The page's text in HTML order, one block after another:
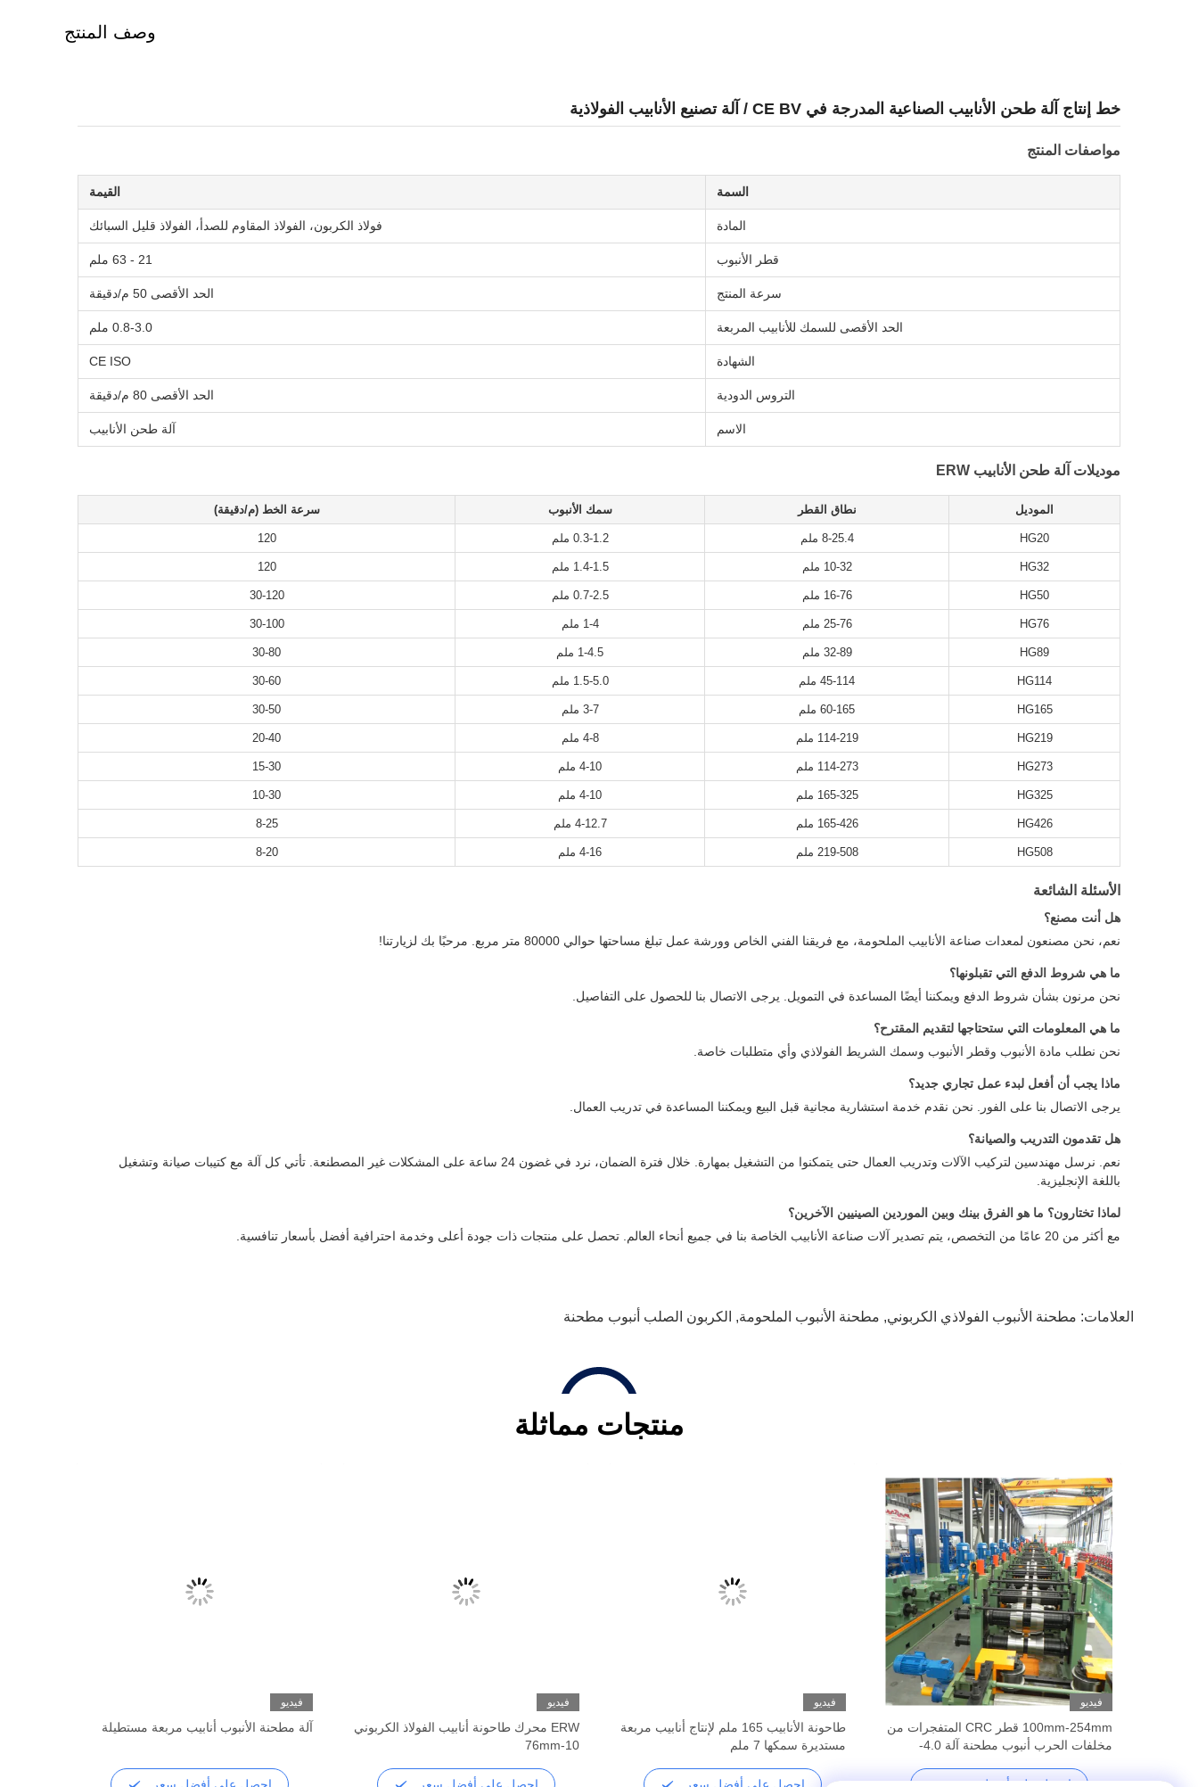
وصف المنتج
خط إنتاج آلة طحن الأنابيب الصناعية المدرجة في CE BV / آلة تصنيع الأنابيب الفولاذية
مواصفات المنتج
السمة القيمة
المادة فولاذ الكربون، الفولاذ المقاوم للصدأ، الفولاذ قليل السبائك
قطر الأنبوب 21 - 63 ملم
سرعة المنتج الحد الأقصى 50 م/دقيقة
الحد الأقصى للسمك للأنابيب المربعة 0.8-3.0 ملم
الشهادة CE ISO
التروس الدودية الحد الأقصى 80 م/دقيقة
الاسم آلة طحن الأنابيب
موديلات آلة طحن الأنابيب ERW
الموديل نطاق القطر سمك الأنبوب سرعة الخط (م/دقيقة)
HG20 8-25.4 ملم 0.3-1.2 ملم 120
HG32 10-32 ملم 1.4-1.5 ملم 120
HG50 16-76 ملم 0.7-2.5 ملم 30-120
HG76 25-76 ملم 1-4 ملم 30-100
HG89 32-89 ملم 1-4.5 ملم 30-80
HG114 45-114 ملم 1.5-5.0 ملم 30-60
HG165 60-165 ملم 3-7 ملم 30-50
HG219 114-219 ملم 4-8 ملم 20-40
HG273 114-273 ملم 4-10 ملم 15-30
HG325 165-325 ملم 4-10 ملم 10-30
HG426 165-426 ملم 4-12.7 ملم 8-25
HG508 219-508 ملم 4-16 ملم 8-20
الأسئلة الشائعة
هل أنت مصنع؟
نعم، نحن مصنعون لمعدات صناعة الأنابيب الملحومة، مع فريقنا الفني الخاص وورشة عمل تبلغ مساحتها حوالي 80000 متر مربع. مرحبًا بك لزيارتنا!
ما هي شروط الدفع التي تقبلونها؟
نحن مرنون بشأن شروط الدفع ويمكننا أيضًا المساعدة في التمويل. يرجى الاتصال بنا للحصول على التفاصيل.
ما هي المعلومات التي ستحتاجها لتقديم المقترح؟
نحن نطلب مادة الأنبوب وقطر الأنبوب وسمك الشريط الفولاذي وأي متطلبات خاصة.
ماذا يجب أن أفعل لبدء عمل تجاري جديد؟
يرجى الاتصال بنا على الفور. نحن نقدم خدمة استشارية مجانية قبل البيع ويمكننا المساعدة في تدريب العمال.
هل تقدمون التدريب والصيانة؟
نعم. نرسل مهندسين لتركيب الآلات وتدريب العمال حتى يتمكنوا من التشغيل بمهارة. خلال فترة الضمان، نرد في غضون 24 ساعة على المشكلات غير المصطنعة. تأتي كل آلة مع كتيبات صيانة وتشغيل
باللغة الإنجليزية.
لماذا تختارون؟ ما هو الفرق بينك وبين الموردين الصينيين الآخرين؟
مع أكثر من 20 عامًا من التخصص، يتم تصدير آلات صناعة الأنابيب الخاصة بنا في جميع أنحاء العالم. تحصل على منتجات ذات جودة أعلى وخدمة احترافية أفضل بأسعار تنافسية.
العلامات: مطحنة الأنبوب الفولاذي الكربوني, مطحنة الأنبوب الملحومة, الكربون الصلب أنبوب مطحنة
منتجات مماثلة
فيديو
100mm-254mm قطر CRC المتفجرات من
مخلفات الحرب أنبوب مطحنة آلة 4.0-
احصل على أفضل سعر
فيديو
طاحونة الأنابيب 165 ملم لإنتاج أنابيب مربعة
مستديرة سمكها 7 ملم
احصل على أفضل سعر
فيديو
ERW محرك طاحونة أنابيب الفولاذ الكربوني
10-76mm
احصل على أفضل سعر
فيديو
آلة مطحنة الأنبوب أنابيب مربعة مستطيلة
احصل على أفضل سعر